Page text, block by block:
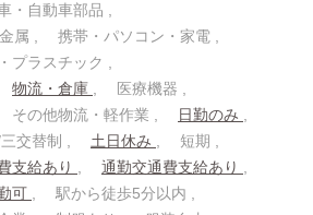
・自動車部品
属
携帯・パソコン・家電
プラスチック
物流・倉庫
医療機器
その他物流・軽作業
日勤のみ
交替制 土日休み
短期
支給あり
通勤交通費支給あり
可
駅から徒歩5分以内